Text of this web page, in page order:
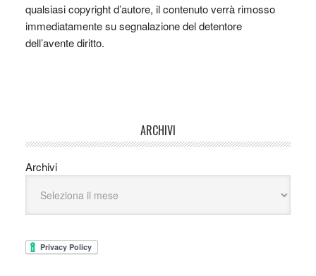
qualsiasi copyright d’autore, il contenuto verrà rimosso
immediatamente su segnalazione del detentore
dell’avente diritto.
ARCHIVI
Archivi